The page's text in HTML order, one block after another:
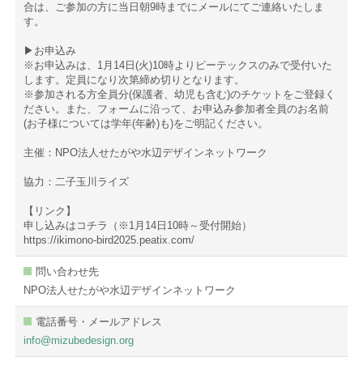
合は、ご参加の方に当日朝9時までにメールにてご連絡いたしま
す。
▶お申込み
※お申込みは、1月14日(火)10時よりピーテックスのみで受付いた
します。定員になり次第締め切りとなります。
※参加される方全員分(保護者、幼児も含む)のチケットをご登録く
ださい。また、フォームに沿って、お申込み参加者全員のお名前
(お子様については学年(年齢)も)をご明記ください。
主催：NPO法人せたがや水辺デザインネットワーク
協力：二子玉川ライズ
【リンク】
申し込みはコチラ（※1月14日10時～受付開始）
https://ikimono-bird2025.peatix.com/
問い合わせ先
NPO法人せたがや水辺デザインネットワーク
電話番号・メールアドレス
info@mizubedesign.org